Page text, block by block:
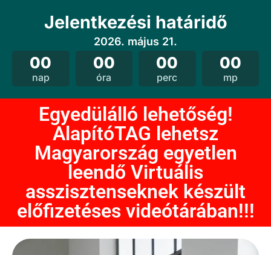
Jelentkezési határidő
2026. május 21.
00
nap
00
óra
00
perc
00
mp
Egyedülálló lehetőség!
AlapítóTAG lehetsz
Magyarország egyetlen
leendő Virtuális
asszisztenseknek készült
előfizetéses videótárában!!!